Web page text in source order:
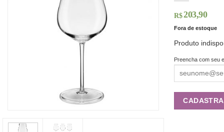
R$ 203,90
Fora de estoque
Produto
Preencha com seu